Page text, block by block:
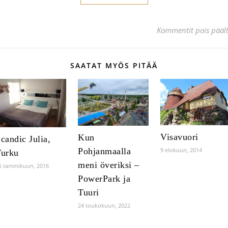
Kommentit pois
SAATAT MYÖS PITÄÄ
Julia,
tammikuun, 2016
Kun
Pohjanmaalla
meni överiksi –
PowerPark ja
Tuuri
24 toukokuun, 2022
Visavuori
9 elokuun, 2014